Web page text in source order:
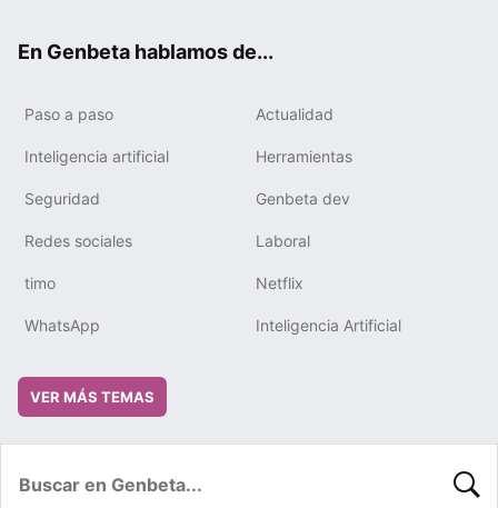
En Genbeta hablamos de...
Paso a paso Actualidad
Inteligencia artificial Herramientas
Seguridad Genbeta dev
Redes sociales Laboral
timo Netflix
WhatsApp Inteligencia Artificial
VER MÁS TEMAS